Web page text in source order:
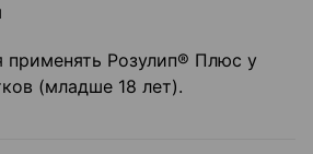
применять Розулип® Плюс у
(младше 18 лет).